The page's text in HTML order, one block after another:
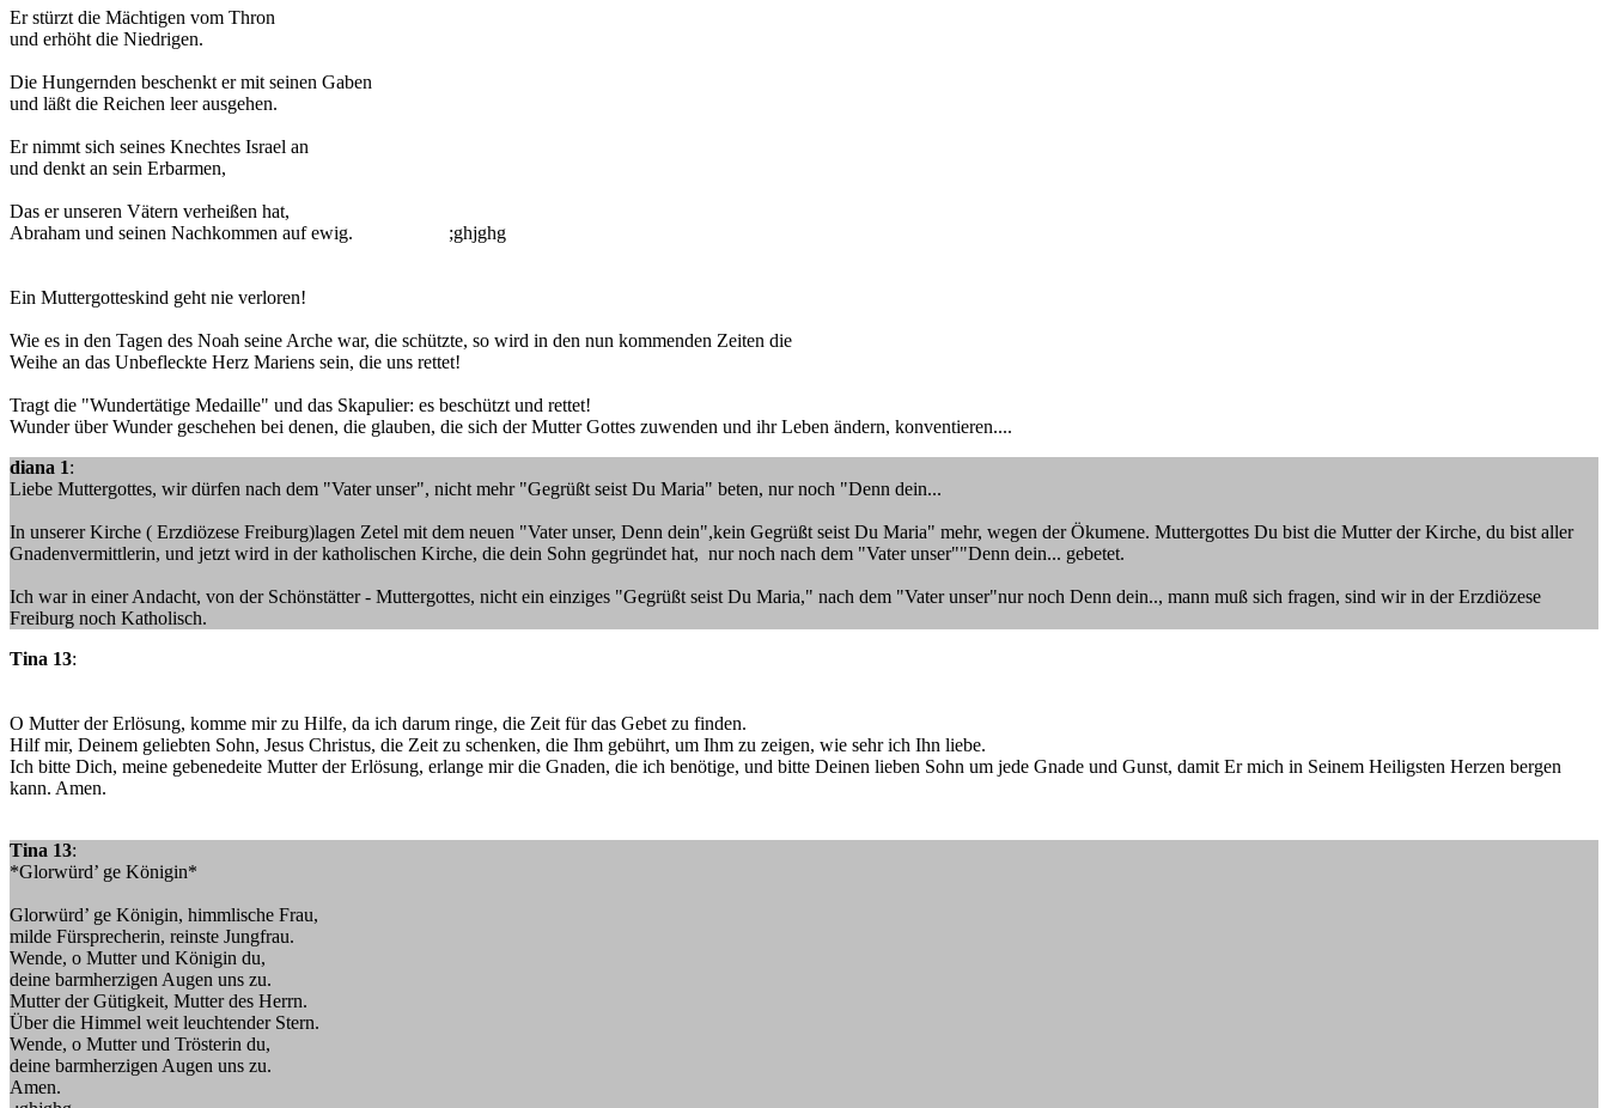
Er stürzt die Mächtigen vom Thron
und erhöht die Niedrigen.
Die Hungernden beschenkt er mit seinen Gaben
und läßt die Reichen leer ausgehen.
Er nimmt sich seines Knechtes Israel an
und denkt an sein Erbarmen,
Das er unseren Vätern verheißen hat,
Abraham und seinen Nachkommen auf ewig. ;ghjghg
Ein Muttergotteskind geht nie verloren!
Wie es in den Tagen des Noah seine Arche war, die schützte, so wird in den nun kommenden Zeiten die
Weihe an das Unbefleckte Herz Mariens sein, die uns rettet!
Tragt die "Wundertätige Medaille" und das Skapulier: es beschützt und rettet!
Wunder über Wunder geschehen bei denen, die glauben, die sich der Mutter Gottes zuwenden und ihr Leben ändern, konventieren....
diana 1:
Liebe Muttergottes, wir dürfen nach dem "Vater unser", nicht mehr "Gegrüßt seist Du Maria" beten, nur noch "Denn dein...
In unserer Kirche ( Erzdiözese Freiburg)lagen Zetel mit dem neuen "Vater unser, Denn dein",kein Gegrüßt seist Du Maria" mehr, wegen der Ökumene. Muttergottes Du bist die Mutter der Kirche, du bist aller
Gnadenvermittlerin, und jetzt wird in der katholischen Kirche, die dein Sohn gegründet hat, nur noch nach dem "Vater unser""Denn dein... gebetet.
Ich war in einer Andacht, von der Schönstätter - Muttergottes, nicht ein einziges "Gegrüßt seist Du Maria," nach dem "Vater unser"nur noch Denn dein.., mann muß sich fragen, sind wir in der Erzdiözese
Freiburg noch Katholisch.
Tina 13:
O Mutter der Erlösung, komme mir zu Hilfe, da ich darum ringe, die Zeit für das Gebet zu finden.
Hilf mir, Deinem geliebten Sohn, Jesus Christus, die Zeit zu schenken, die Ihm gebührt, um Ihm zu zeigen, wie sehr ich Ihn liebe.
Ich bitte Dich, meine gebenedeite Mutter der Erlösung, erlange mir die Gnaden, die ich benötige, und bitte Deinen lieben Sohn um jede Gnade und Gunst, damit Er mich in Seinem Heiligsten Herzen bergen
kann. Amen.
Tina 13:
*Glorwürd’ ge Königin*
Glorwürd’ ge Königin, himmlische Frau,
milde Fürsprecherin, reinste Jungfrau.
Wende, o Mutter und Königin du,
deine barmherzigen Augen uns zu.
Mutter der Gütigkeit, Mutter des Herrn.
Über die Himmel weit leuchtender Stern.
Wende, o Mutter und Trösterin du,
deine barmherzigen Augen uns zu.
Amen.